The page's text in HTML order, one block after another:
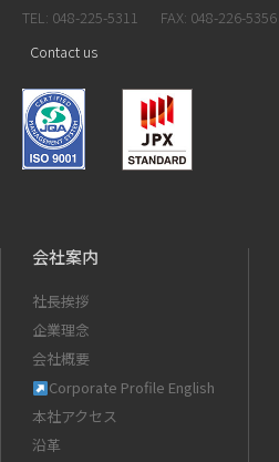
TEL: 048-225-5311
FAX: 048-226-5356
Contact us
会社案内
社長挨拶
企業理念
会社概要
Corporate Profile English
本社アクセス
沿革